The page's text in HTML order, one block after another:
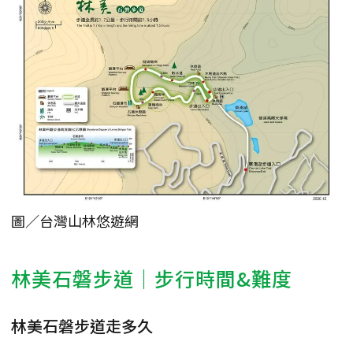
圖／台灣山林悠遊網
林美石磐步道｜步行時間&難度
林美石磐步道走多久